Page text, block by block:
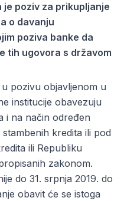
je poziv za prikupljanje
o davanju
poziva banke da
tih ugovora s državom
pozivu objavljenom u
institucije obavezuju
i na način određen
kredita ili pod
ili Republiku
zakonom.
do 31. srpnja 2019. do
obavit će se istoga